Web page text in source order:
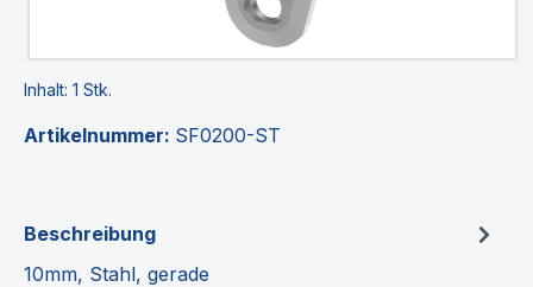
Inhalt: 1 Stk.
Artikelnummer: SF0200-ST
Beschreibung
10mm, Stahl, gerade